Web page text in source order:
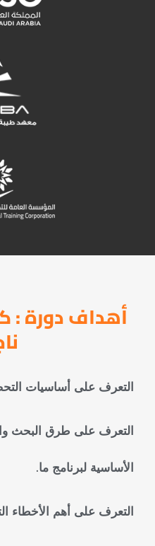
أهداف دورة :
التعرف على أساسيات
التعرف على طرق البحث
الأساسية لبرنامج ما.
التعرف على أهم الأخطاء